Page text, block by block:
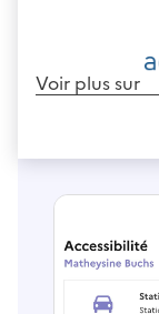
Voir plus sur